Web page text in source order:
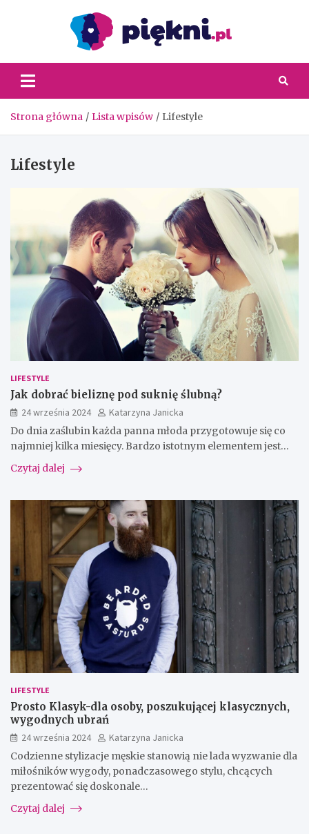
Strona główna Lista wpisów Lifestyle
Lifestyle
LIFESTYLE
Jak dobrać bieliznę pod suknię ślubną?
24 września 2024
Katarzyna Janicka
Do dnia zaślubin każda panna młoda przygotowuje się co
najmniej kilka miesięcy. Bardzo istotnym elementem jest…
Czytaj dalej
LIFESTYLE
Prosto Klasyk-dla osoby, poszukującej klasycznych,
wygodnych ubrań
24 września 2024
Katarzyna Janicka
Codzienne stylizacje męskie stanowią nie lada wyzwanie dla
miłośników wygody, ponadczasowego stylu, chcących
prezentować się doskonale…
Czytaj dalej